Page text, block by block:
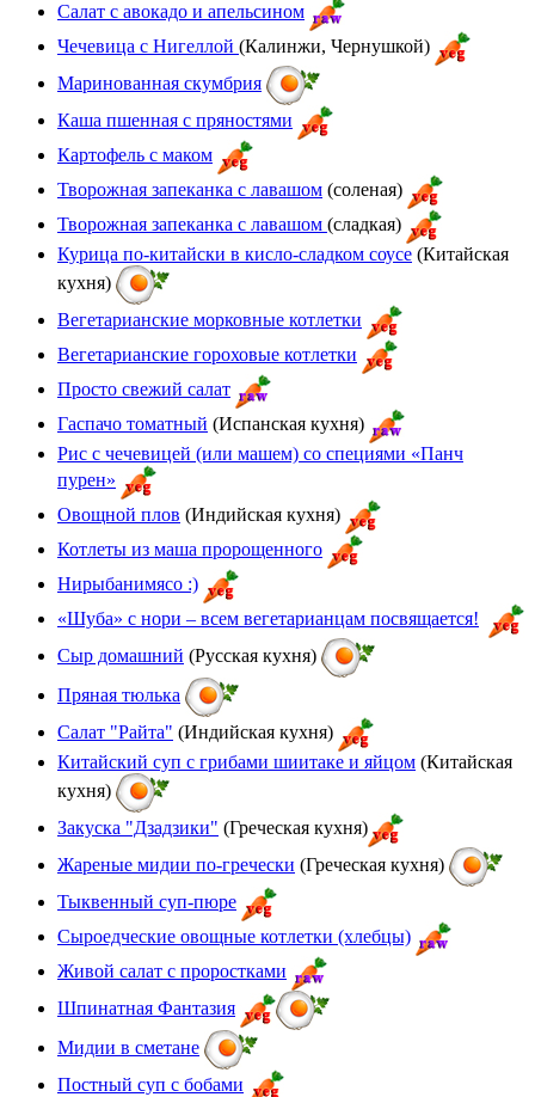
Салат с авокадо и апельсином
Чечевица с Нигеллой (Калинжи, Чернушкой)
Маринованная скумбрия
Каша пшенная с пряностями
Картофель с маком
Творожная запеканка с лавашом (соленая)
Творожная запеканка с лавашом (сладкая)
Курица по-китайски в кисло-сладком соусе (Китайская
кухня)
Вегетарианские морковные котлетки
Вегетарианские гороховые котлетки
Просто свежий салат
Гаспачо томатный (Испанская кухня)
Рис с чечевицей (или машем) со специями «Панч
пурен»
Овощной плов (Индийская кухня)
Котлеты из маша пророщенного
Нирыбанимясо :)
«Шуба» с нори – всем вегетарианцам посвящается!
Сыр домашний (Русская кухня)
Пряная тюлька
Салат "Райта" (Индийская кухня)
Китайский суп с грибами шиитаке и яйцом (Китайская
кухня)
Закуска "Дзадзики" (Греческая кухня)
Жареные мидии по-гречески (Греческая кухня)
Тыквенный суп-пюре
Сыроедческие овощные котлетки (хлебцы)
Живой салат с проростками
Шпинатная Фантазия
Мидии в сметане
Постный суп с бобами